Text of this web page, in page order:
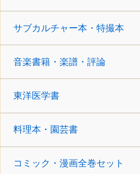
サブカルチャー本・特撮本
音楽書籍・楽譜・評論
東洋医学書
料理本・園芸書
コミック・漫画全巻セット